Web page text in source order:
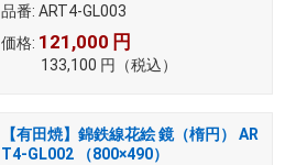
品番: ART4-GL003
価格: 121,000 円
133,100 円 （税込）
【有田焼】錦鉄線花絵 鏡（楕円） AR
T4-GL002 （800×490）